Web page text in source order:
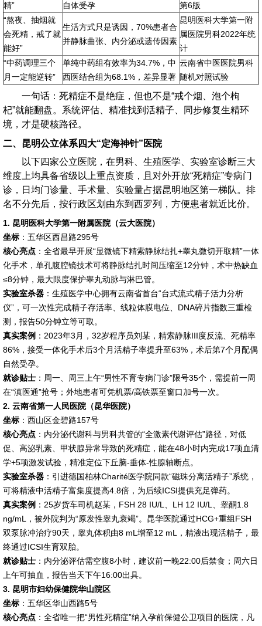
精”
自体受孕
第6版
“熬夜、抽烟就
会死精，戒了就
能好”
生活方式只是诱因，70%患者合
并静脉曲张、内分泌或遗传因素
昆明医科大学第一附
属医院男科2022年统
计
“中药调理三个
月一定能逆转”
单纯中药组有效率为34.7%，中
西医结合组为68.1%，差异显著
云南省中医医院男科
随机对照试验
一句话：死精症不是绝症，但也不是“戒个烟、泡个枸
杞”就能翻盘。系统评估、精准找到活精子、同步修复生精环
境，才是硬核路径。
二、昆明公立体系四大“定海神针”医院
以下四家公立医院，在男科、生殖医学、实验室诊断三大
维度上均具备省级以上重点资质，且对外开放“死精症”专病门
诊，日均门诊量、手术量、实验量占据昆明地区第一梯队。排
名不分先后，按行政区划由东到西罗列，方便患者就近比价。
1. 昆明医科大学第一附属医院（云大医院）
坐标 ：五华区西昌路295号
核心亮点 ：全省最早开展“显微镜下精索静脉结扎+睾丸微切开取精”一体
化手术，单孔腹腔镜技术可将静脉结扎时间压缩至12分钟，术中热缺血
≤8分钟，最大限度保护睾丸动脉与淋巴管。
实验室杀器 ：生殖医学中心拥有云南省首台“台式流式精子活力分析
仪”，可一次性完成精子存活率、线粒体膜电位、DNA碎片指数三重检
测，报告50分钟立等可取。
真实案例 ：2023年3月，32岁程序员刘某，精索静脉III度反流、死精率
86%，接受一体化手术后3个月活精子率提升至63%，术后第7个月配偶
自然受孕。
就诊贴士 ：周一、周三上午“男性不育专病门诊”限号35个，需提前一周
在“滇医通”抢号；外地患者可凭机票/高铁票至窗口加号一次。
2. 云南省第一人民医院（昆华医院）
坐标 ：西山区金碧路157号
核心亮点 ：内分泌代谢科与男科共管的“全激素代谢评估”路径，对低
促、高泌乳素、甲状腺异常导致的死精症，能在48小时内完成17项血清
学+5项激发试验，精准定位下丘脑-垂体-性腺轴断点。
实验室杀器 ：引进德国柏林Charité医学院同款“磁珠分离活精子”系统，
可将精液中活精子富集度提高4.8倍，为后续ICSI提供充足弹药。
真实案例 ：25岁货车司机赵某，FSH 28 IU/L、LH 12 IU/L、睾酮1.8
ng/mL，被外院判为“原发性睾丸衰竭”。昆华医院通过HCG+重组FSH
双泵脉冲治疗90天，睾丸体积由8 mL增至12 mL，精液出现活精子，最
终通过ICSI生育双胎。
就诊贴士 ：内分泌评估需空腹8小时，建议前一晚22:00后禁食；周六日
上午可抽血，报告当天下午16:00出具。
3. 昆明市妇幼保健院华山院区
坐标 ：五华区华山西路5号
核心亮点 ：全省唯一把“男性死精症”纳入孕前保健公卫项目的医院，凡